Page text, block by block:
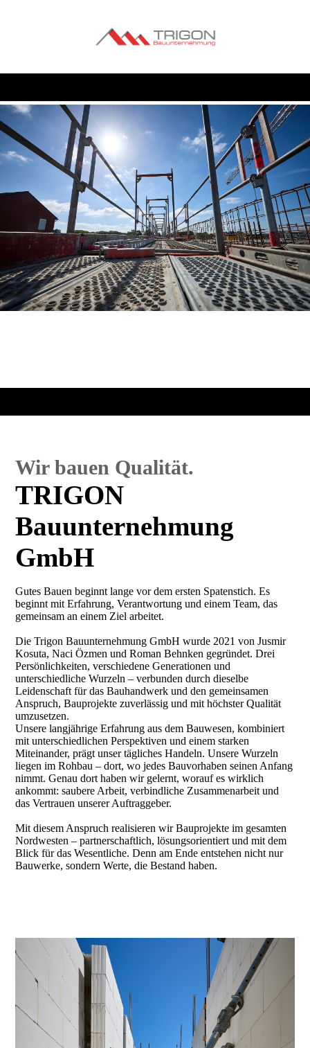
Wir bauen Qualität.
TRIGON
Bauunternehmung
GmbH
Gutes Bauen beginnt lange vor dem ersten Spatenstich. Es
beginnt mit Erfahrung, Verantwortung und einem Team, das
gemeinsam an einem Ziel arbeitet.
Die Trigon Bauunternehmung GmbH wurde 2021 von Jusmir
Kosuta, Naci Özmen und Roman Behnken gegründet. Drei
Persönlichkeiten, verschiedene Generationen und
unterschiedliche Wurzeln – verbunden durch dieselbe
Leidenschaft für das Bauhandwerk und den gemeinsamen
Anspruch, Bauprojekte zuverlässig und mit höchster Qualität
umzusetzen.
Unsere langjährige Erfahrung aus dem Bauwesen, kombiniert
mit unterschiedlichen Perspektiven und einem starken
Miteinander, prägt unser tägliches Handeln. Unsere Wurzeln
liegen im Rohbau – dort, wo jedes Bauvorhaben seinen Anfang
nimmt. Genau dort haben wir gelernt, worauf es wirklich
ankommt: saubere Arbeit, verbindliche Zusammenarbeit und
das Vertrauen unserer Auftraggeber.
Mit diesem Anspruch realisieren wir Bauprojekte im gesamten
Nordwesten – partnerschaftlich, lösungsorientiert und mit dem
Blick für das Wesentliche. Denn am Ende entstehen nicht nur
Bauwerke, sondern Werte, die Bestand haben.